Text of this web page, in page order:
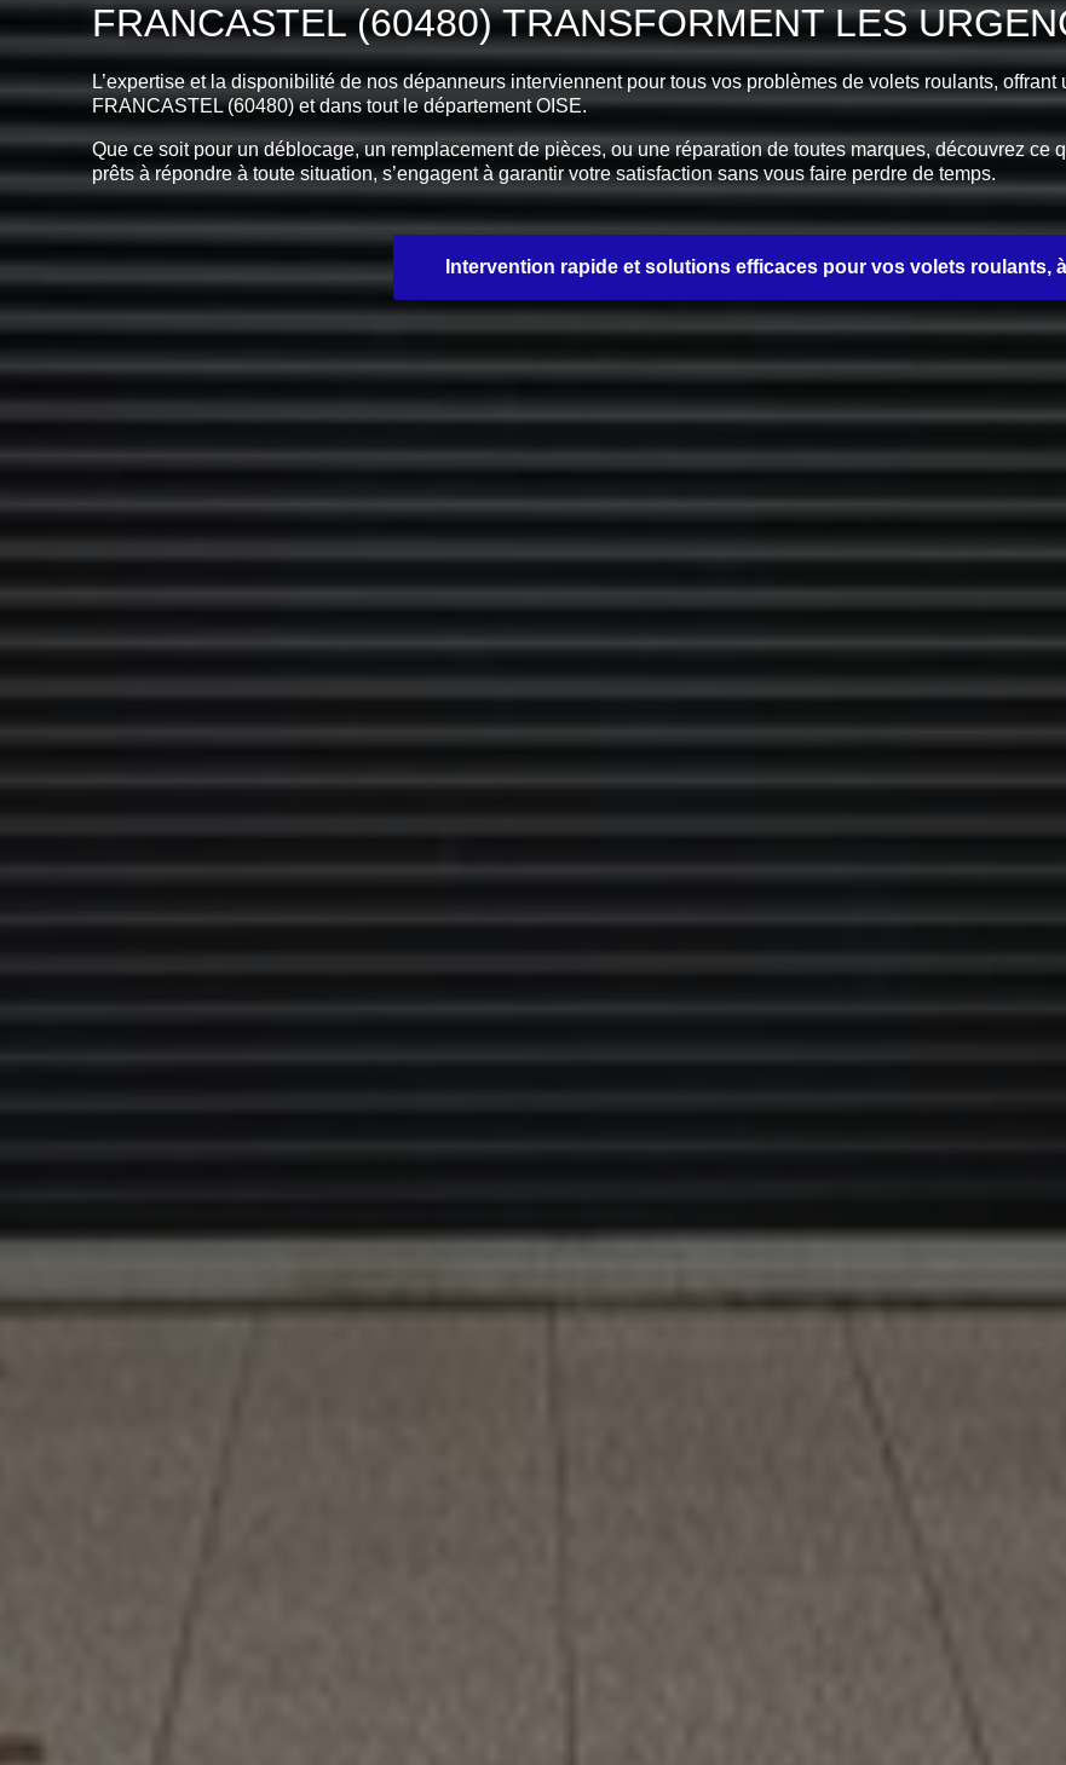
FRANCASTEL (60480) TRANSFORMENT LES
L’expertise et la disponibilité de nos dépanneurs interviennent pour tous vos problèmes de volets roulants,
FRANCASTEL (60480) et dans tout le département OISE.
Que ce soit pour un déblocage, un remplacement de pièces, ou une réparation de toutes marques, découvrez ce
prêts à répondre à toute situation, s’engagent à garantir votre satisfaction sans vous faire perdre de temps.
Intervention rapide et solutions efficaces pour vos volets roulants,